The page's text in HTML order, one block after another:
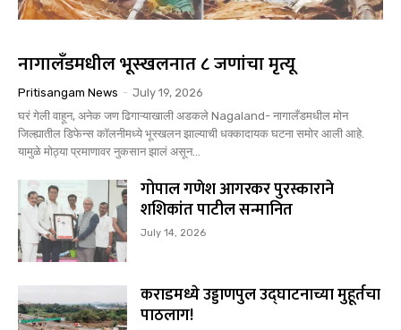
नागालँडमधील भूस्खलनात ८ जणांचा मृत्यू
Pritisangam News - July 19, 2026
घरं गेली वाहून, अनेक जण ढिगाऱ्याखाली अडकले Nagaland- नागालँडमधील मोन
जिल्ह्यातील डिफेन्स कॉलनीमध्ये भूस्खलन झाल्याची धक्कादायक घटना समोर आली आहे.
यामुळे मोठ्या प्रमाणावर नुकसान झालं असून...
गोपाल गणेश आगरकर पुरस्काराने
शशिकांत पाटील सन्मानित
July 14, 2026
कराडमध्ये उड्डाणपुल उद्घाटनाच्या मुहूर्तचा
पाठलाग!